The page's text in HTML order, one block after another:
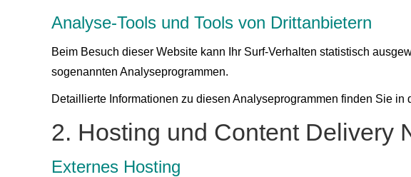
Analyse-Tools und Tools von Dritt­anbietern
Beim Besuch dieser Website kann Ihr Surf-Verhalten statistisch
sogenannten Analyseprogrammen.
Detaillierte Informationen zu diesen Analyseprogrammen finden Sie in
2. Hosting und Content Delivery
Externes Hosting